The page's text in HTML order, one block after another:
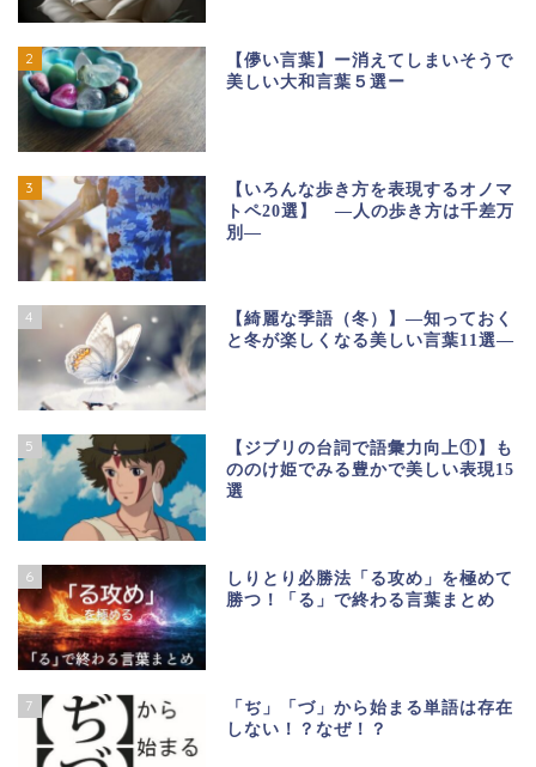
2
【儚い言葉】ー消えてしまいそうで
美しい大和言葉５選ー
3
【いろんな歩き方を表現するオノマ
トペ20選】 ―人の歩き方は千差万
別―
4
【綺麗な季語（冬）】―知っておく
と冬が楽しくなる美しい言葉11選―
5
【ジブリの台詞で語彙力向上①】も
ののけ姫でみる豊かで美しい表現15
選
6
しりとり必勝法「る攻め」を極めて
勝つ！「る」で終わる言葉まとめ
7
「ぢ」「づ」から始まる単語は存在
しない！？なぜ！？